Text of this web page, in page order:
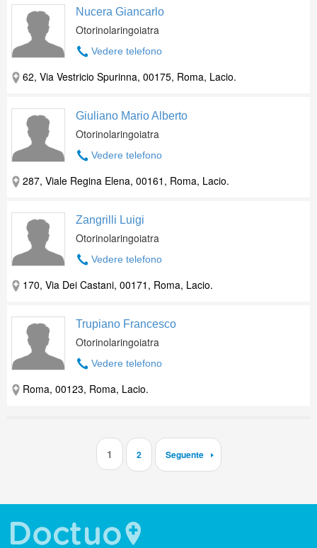
Nucera Giancarlo
Otorinolaringoiatra
Vedere telefono
62, Via Vestricio Spurinna, 00175, Roma, Lacio.
Giuliano Mario Alberto
Otorinolaringoiatra
Vedere telefono
287, Viale Regina Elena, 00161, Roma, Lacio.
Zangrilli Luigi
Otorinolaringoiatra
Vedere telefono
170, Via Dei Castani, 00171, Roma, Lacio.
Trupiano Francesco
Otorinolaringoiatra
Vedere telefono
Roma, 00123, Roma, Lacio.
1 2 Seguente